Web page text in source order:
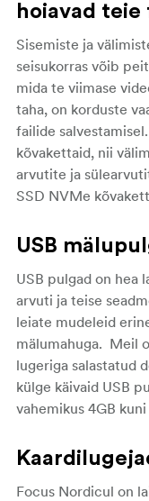
hoiavad
Sisemiste ja
seisukorras võib
mida te viimase
taha, on korduste
failide
kõvakettaid, nii
arvutite ja
SSD NVMe
USB
USB pulgad on hea
arvuti ja teise
leiate mudeleid
mälumahuga. Meil
lugeriga salastatud
külge käivaid USB
vahemikus 4GB kuni
Focus Nordicul on